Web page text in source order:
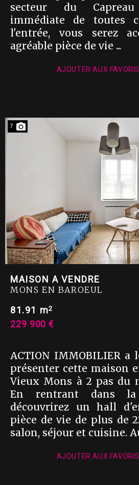
secteur du
immédiate de toutes
l'entrée, vous serez
agréable pièce de vie ...
AJOUTER AUX FAVORIS
7
MAISON A VENDRE
MONS EN BAROEUL
81.91 m2
229 900 €
ACTION IMMOBILIER a
présenter cette maison
Vieux Mons à 2 pas du
En rentrant dans la
découvrirez un hall
pièce de vie de plus de
salon, séjour et cuisine.
AJOUTER AUX FAVORIS